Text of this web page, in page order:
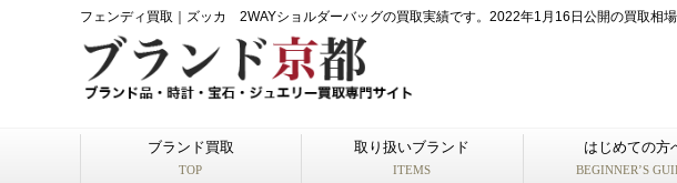
フェンディ買取｜ズッカ 2WAYショルダーバッグの買取実績です。2022年1月16日公開の買取相場
ブランド買取
TOP
取り扱いブランド
ITEMS
はじめての方
BEGINNER’S